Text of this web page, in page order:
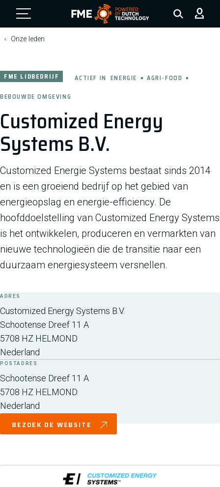
FME Logo, to the homepage
Onze leden
Customized Energy
Systems B.V.
FME LIDBEDRIJF ACTIEF IN ENERGIE
AGRI-FOOD
BEBOUWDE OMGEVING
Customized Energie Systems bestaat sinds 2014
en is een groeiend bedrijf op het gebied van
energieopslag en energie-efficiency. De
hoofddoelstelling van Customized Energy Systems
is het ontwikkelen, produceren en vermarkten van
nieuwe technologieën die de transitie naar een
duurzaam energiesysteem versnellen.
ADRES
Customized Energy Systems B.V.
Schootense Dreef 11 A
5708 HZ HELMOND
Nederland
POSTADRES
Schootense Dreef 11 A
5708 HZ HELMOND
Nederland
BEZOEK DE WEBSITE